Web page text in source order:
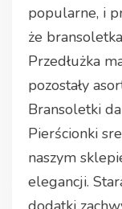
popularne, i
że
Przedłużka
pozostały
Bransoletki
Pierścionki
naszym
elegancji.